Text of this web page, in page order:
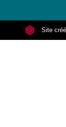
Site